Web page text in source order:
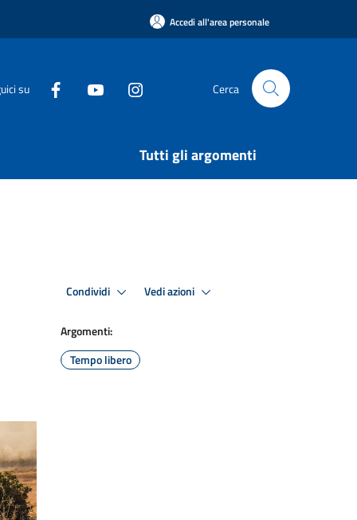
Accedi all'area personale
su Cerca
Tutti gli argomenti
Condividi Vedi azioni
Argomenti:
Tempo libero